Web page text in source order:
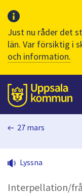
Just nu råder det
län. Var försiktig i
och information.
Till sidans
huvudinnehåll
27 mars
Lyssna
Interpellation/